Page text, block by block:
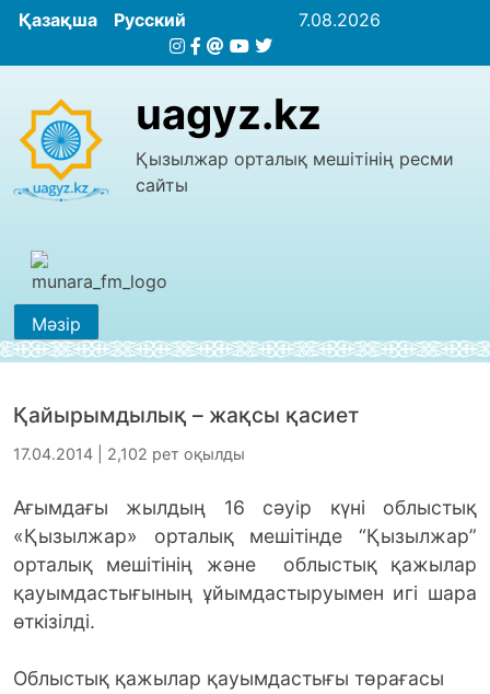
Қазақша Русский 7.08.2026
uagyz.kz
Қызылжар орталық мешітінің ресми
сайты
Мәзір
Қайырымдылық – жақсы қасиет
17.04.2014 | 2,102 рет оқылды
Ағымдағы жылдың 16 сәуір күні облыстық
«Қызылжар» орталық мешітінде “Қызылжар”
орталық мешітінің және облыстық қажылар
қауымдастығының ұйымдастыруымен игі шара
өткізілді.
Облыстық қажылар қауымдастығы төрағасы